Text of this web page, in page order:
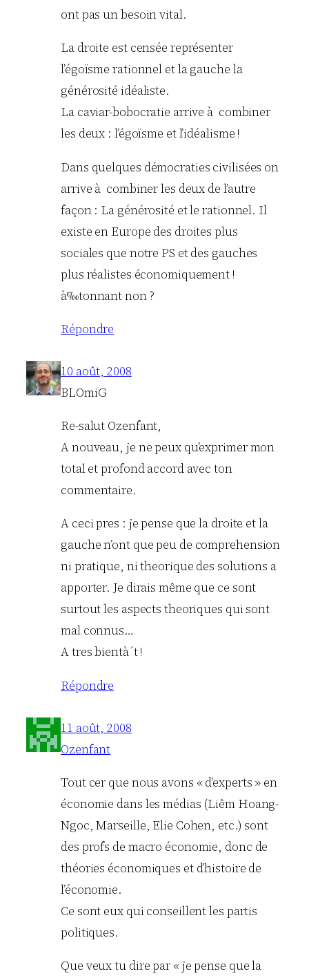
ont pas un besoin vital.
La droite est censée représenter
l’égoïsme rationnel et la gauche la
générosité idéaliste.
La caviar-bobocratie arrive à combiner
les deux : l’égoïsme et l’idéalisme !
Dans quelques démocraties civilisées on
arrive à combiner les deux de l’autre
façon : La générosité et le rationnel. Il
existe en Europe des droites plus
sociales que notre PS et des gauches
plus réalistes économiquement !
à‰tonnant non ?
Répondre
10 août, 2008
BLOmiG
Re-salut Ozenfant,
A nouveau, je ne peux qu’exprimer mon
total et profond accord avec ton
commentaire.
A ceci pres : je pense que la droite et la
gauche n’ont que peu de comprehension
ni pratique, ni theorique des solutions a
apporter. Je dirais même que ce sont
surtout les aspects theoriques qui sont
mal connus…
A tres bientà´t !
Répondre
11 août, 2008
Ozenfant
Tout cer que nous avons « d’experts » en
économie dans les médias (Liêm Hoang-
Ngoc, Marseille, Elie Cohen, etc.) sont
des profs de macro économie, donc de
théories économiques et d’histoire de
l’économie.
Ce sont eux qui conseillent les partis
politiques.
Que veux tu dire par « je pense que la